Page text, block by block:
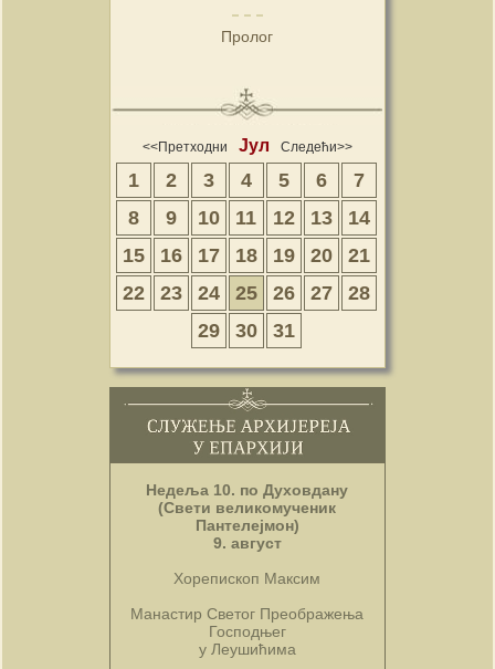
Пролог
<<Претходни Јул Следећи>>
1 2 3 4 5 6
7
8
9 10 11 12 13
14
15
16 17 18 19 20
21
22
23 24 25 26 27
28
29
30 31
Недеља 10. по Духовдану
(Свети великомученик
Пантелејмон)
9. август
Хорепископ Максим
Манастир Светог Преображења
Господњег
у Леушићима